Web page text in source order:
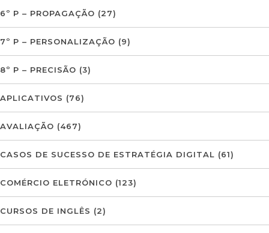
6º P – PROPAGAÇÃO (27)
7º P – PERSONALIZAÇÃO (9)
8º P – PRECISÃO (3)
APLICATIVOS (76)
AVALIAÇÃO (467)
CASOS DE SUCESSO DE ESTRATÉGIA DIGITAL (61)
COMÉRCIO ELETRÓNICO (123)
CURSOS DE INGLÊS (2)